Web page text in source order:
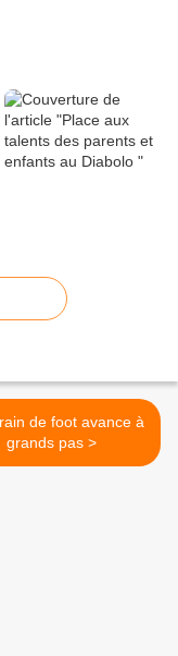
de foot avance à
grands pas >